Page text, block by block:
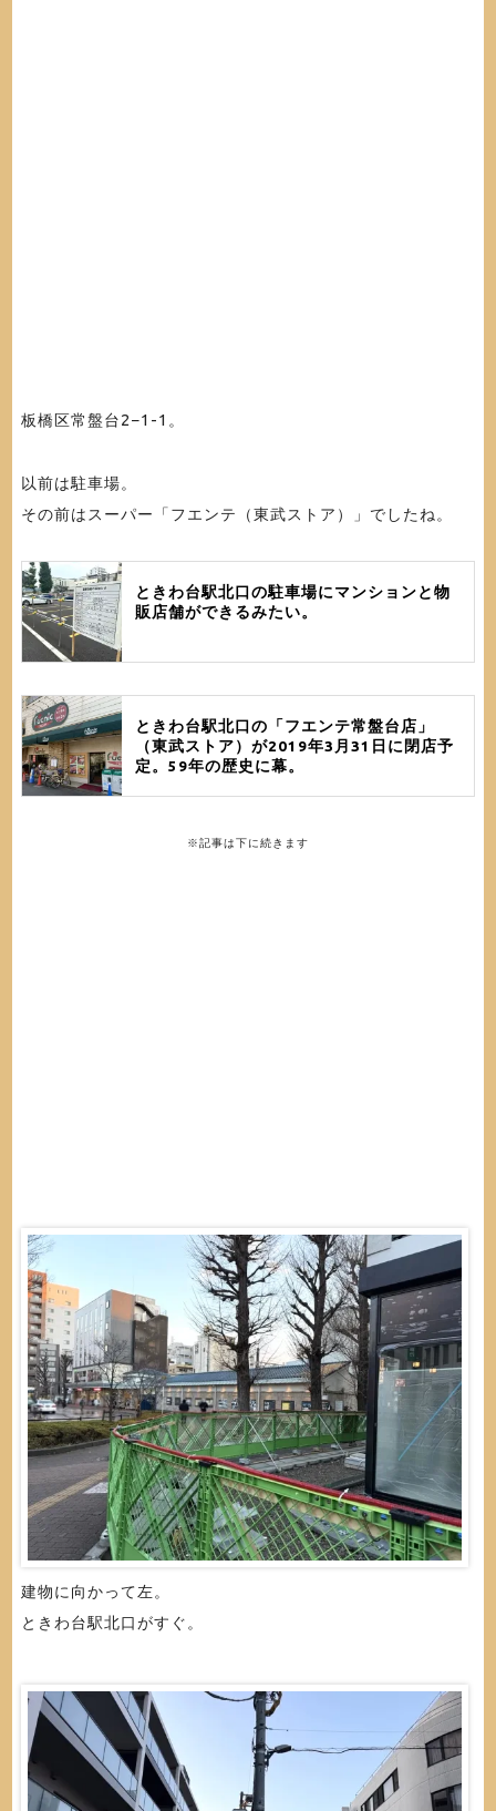
板橋区常盤台2−1-1 。
以前は駐車場。
その前はスーパー「フエンテ（東武ストア）」でしたね。
ときわ台駅北口の駐車場にマンションと物
販店舗ができるみたい。
ときわ台駅北口の「フエンテ常盤台店」
（東武ストア）が2019年3月31日に閉店予
定。59年の歴史に幕。
※記事は下に続きます
建物に向かって左。
ときわ台駅北口がすぐ。